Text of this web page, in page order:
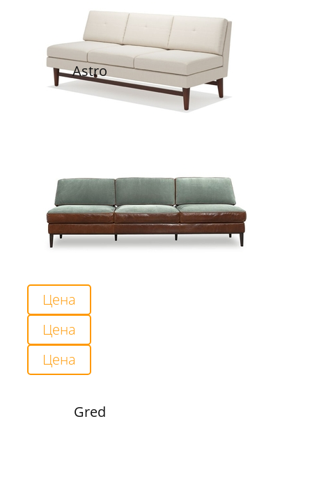
Цена
Цена
Цена
Astro
Gred